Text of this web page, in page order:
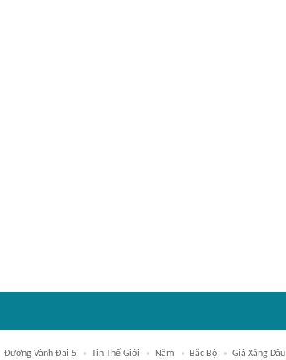
Đường Vành Đai 5 Tin Thế Giới Năm Bắc Bộ Giá Xăng Dầu